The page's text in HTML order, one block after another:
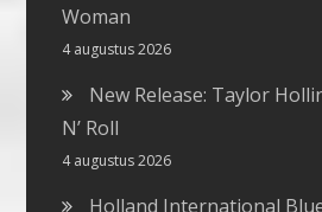
Woman
4 augustus 2026
New Release: Taylor
N’ Roll
4 augustus 2026
Holland International